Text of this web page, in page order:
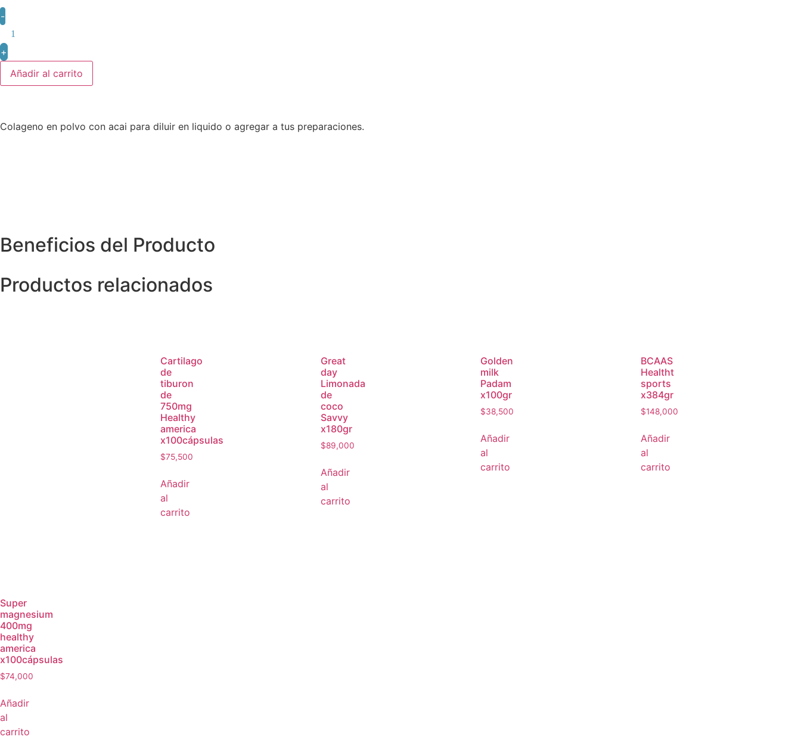
-
+
Añadir al carrito
Colageno en polvo con acai para diluir en liquido o agregar a tus preparaciones.
Beneficios del Producto
Productos relacionados
Cartilago
de
tiburon
de
750mg
Healthy
america
x100cápsulas
$75,500
Añadir
al
carrito
Great
day
Limonada
de
coco
Savvy
x180gr
$89,000
Añadir
al
carrito
Golden
milk
Padam
x100gr
$38,500
Añadir
al
carrito
BCAAS
Healtht
sports
x384gr
$148,000
Añadir
al
carrito
Super
magnesium
400mg
healthy
america
x100cápsulas
$74,000
Añadir
al
carrito